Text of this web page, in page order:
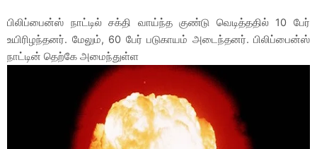
பிலிப்பைன்ஸ் நாட்டில் சக்தி வாய்ந்த குண்டு வெடித்ததில் 10 பேர்
உயிரிழந்தனர். மேலும், 60 பேர் படுகாயம் அடைந்தனர். பிலிப்பைன்ஸ்
நாட்டின் தெற்கே அமைந்துள்ள